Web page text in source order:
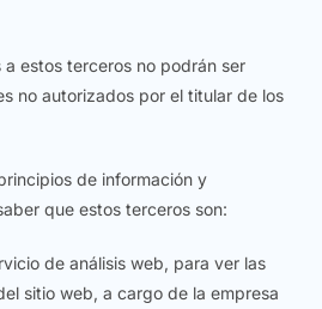
estos terceros no podrán ser
no autorizados por el titular de los
de información y
que estos terceros son:
de análisis web, para ver las
sitio web, a cargo de la empresa